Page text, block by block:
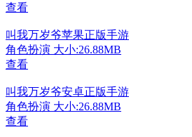
查看
叫我万岁爷苹果正版手游
角色扮演 大小:26.88MB
查看
叫我万岁爷安卓正版手游
角色扮演 大小:26.88MB
查看